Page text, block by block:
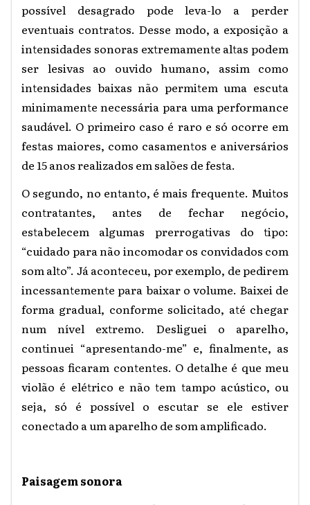
possível desagrado pode leva-lo a perder
eventuais contratos. Desse modo, a exposição a
intensidades sonoras extremamente altas podem
ser lesivas ao ouvido humano, assim como
intensidades baixas não permitem uma escuta
minimamente necessária para uma performance
saudável. O primeiro caso é raro e só ocorre em
festas maiores, como casamentos e aniversários
de 15 anos realizados em salões de festa.
O segundo, no entanto, é mais frequente. Muitos
contratantes, antes de fechar negócio,
estabelecem algumas prerrogativas do tipo:
“cuidado para não incomodar os convidados com
som alto”. Já aconteceu, por exemplo, de pedirem
incessantemente para baixar o volume. Baixei de
forma gradual, conforme solicitado, até chegar
num nível extremo. Desliguei o aparelho,
continuei “apresentando-me” e, finalmente, as
pessoas ficaram contentes. O detalhe é que meu
violão é elétrico e não tem tampo acústico, ou
seja, só é possível o escutar se ele estiver
conectado a um aparelho de som amplificado.
Paisagem sonora